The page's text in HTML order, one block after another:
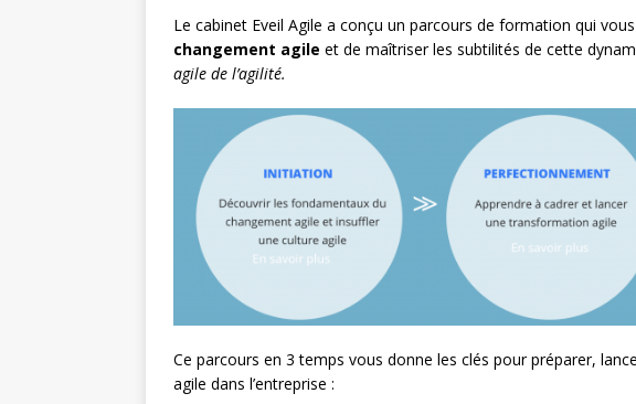
Le cabinet Eveil Agile a conçu un parcours de formation qui
changement agile et de maîtriser les subtilités de cette
agile de l’agilité.
Ce parcours en 3 temps vous donne les clés pour préparer,
agile dans l’entreprise :